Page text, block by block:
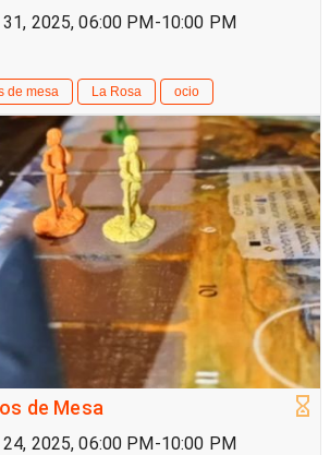
31, 2025, 06:00 PM-10:00 PM
de mesa La Rosa ocio
de Mesa
24, 2025, 06:00 PM-10:00 PM